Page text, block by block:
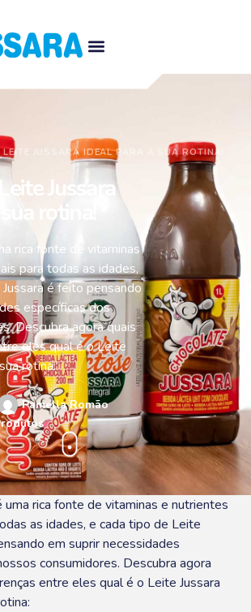
JUSSARA IDEAL PARA A SUA ROTINA!
Jussara
rotina!
rica fonte de vitaminas
para todas as idades,
é feito pensando
específicas dos
Descubra agora quais
eles qual é o Leite
rotina:
Pamella Romão
uma rica fonte de vitaminas e nutrientes
as idades, e cada tipo de Leite
em suprir necessidades
consumidores. Descubra agora
entre eles qual é o Leite Jussara